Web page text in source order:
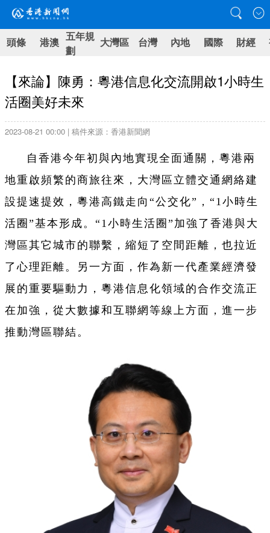
頭條 港澳 五年規
劃
大灣區 台灣 內地 國際 財經
【來論】陳勇：粵港信息化交流開啟1小時生
活圈美好未來
2023-08-21 00:00 | 稿件來源：香港新聞網
自香港今年初與內地實現全面通關，粵港兩
地重啟頻繁的商旅往來，大灣區立體交通網絡建
設提速提效，粵港高鐵走向“公交化”，“1小時生
活圈”基本形成。“1小時生活圈”加強了香港與大
灣區其它城市的聯繫，縮短了空間距離，也拉近
了心理距離。另一方面，作為新一代產業經濟發
展的重要驅動力，粵港信息化領域的合作交流正
在加強，從大數據和互聯網等線上方面，進一步
推動灣區聯結。